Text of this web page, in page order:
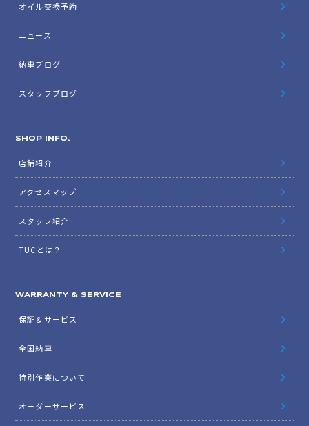
オイル交換予約
ニュース
納車ブログ
スタッフブログ
SHOP INFO.
店舗紹介
アクセスマップ
スタッフ紹介
TUCとは？
WARRANTY & SERVICE
保証＆サービス
全国納車
特別作業について
オーダーサービス